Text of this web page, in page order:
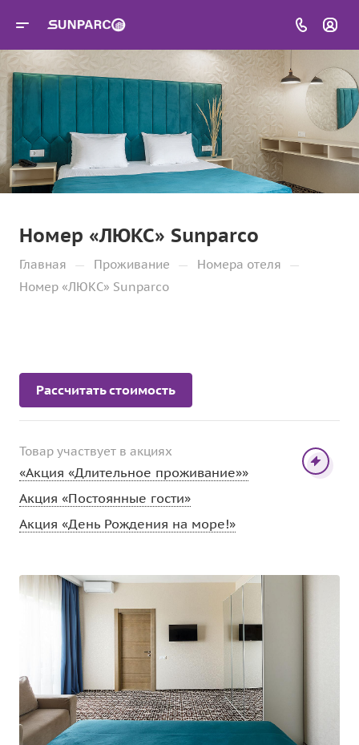
Номер «ЛЮКС» Sunparco
Главная — Проживание — Номера отеля —
Номер «ЛЮКС» Sunparco
Рассчитать стоимость
Товар участвует в акциях
«Акция «Длительное проживание»»
Акция «Постоянные гости»
Акция «День Рождения на море!»